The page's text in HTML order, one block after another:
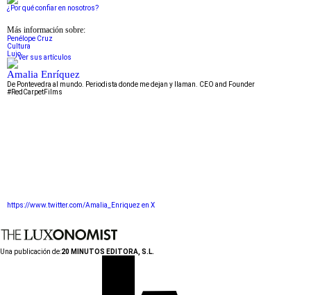
¿Por qué confiar en nosotros?
Más información sobre:
Penélope Cruz
Cultura
Lujo
Amalia Enríquez
De Pontevedra al mundo. Periodista donde me dejan y llaman. CEO and Founder
#RedCarpetFilms
https://www.twitter.com/Amalia_Enriquez en X
Una publicación de:20 MINUTOS EDITORA, S.L.